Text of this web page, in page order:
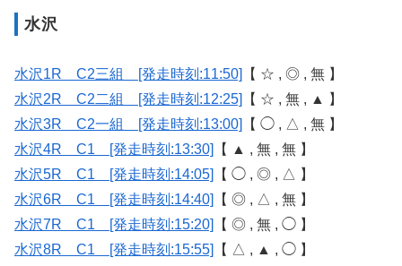
水沢
水沢1R C2三組 [発走時刻:11:50]
【 ☆ , ◎ , 無 】
水沢2R C2二組 [発走時刻:12:25]
【 ☆ , 無 , ▲ 】
水沢3R C2一組 [発走時刻:13:00]
【 ◯ , △ , 無 】
水沢4R C1 [発走時刻:13:30]
【 ▲ , 無 , 無 】
水沢5R C1 [発走時刻:14:05]
【 ◯ , ◎ , △ 】
水沢6R C1 [発走時刻:14:40]
【 ◎ , △ , 無 】
水沢7R C1 [発走時刻:15:20]
【 ◎ , 無 , ◯ 】
水沢8R C1 [発走時刻:15:55]
【 △ , ▲ , ◯ 】